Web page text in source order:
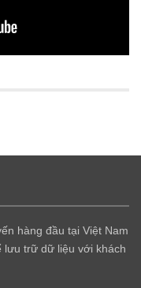
hàng đầu tại Việt Nam
lưu trữ dữ liệu với khách